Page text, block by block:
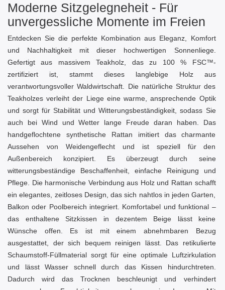
Moderne Sitzgelegneheit - Für
unvergessliche Momente im Freien
Entdecken Sie die perfekte Kombination aus Eleganz, Komfort
und Nachhaltigkeit mit dieser hochwertigen Sonnenliege.
Gefertigt aus massivem Teakholz, das zu 100 % FSC™-
zertifiziert ist, stammt dieses langlebige Holz aus
verantwortungsvoller Waldwirtschaft. Die natürliche Struktur des
Teakholzes verleiht der Liege eine warme, ansprechende Optik
und sorgt für Stabilität und Witterungsbeständigkeit, sodass Sie
auch bei Wind und Wetter lange Freude daran haben. Das
handgeflochtene synthetische Rattan imitiert das charmante
Aussehen von Weidengeflecht und ist speziell für den
Außenbereich konzipiert. Es überzeugt durch seine
witterungsbeständige Beschaffenheit, einfache Reinigung und
Pflege. Die harmonische Verbindung aus Holz und Rattan schafft
ein elegantes, zeitloses Design, das sich nahtlos in jeden Garten,
Balkon oder Poolbereich integriert. Komfortabel und funktional –
das enthaltene Sitzkissen in dezentem Beige lässt keine
Wünsche offen. Es ist mit einem abnehmbaren Bezug
ausgestattet, der sich bequem reinigen lässt. Das retikulierte
Schaumstoff-Füllmaterial sorgt für eine optimale Luftzirkulation
und lässt Wasser schnell durch das Kissen hindurchtreten.
Dadurch wird das Trocknen beschleunigt und verhindert